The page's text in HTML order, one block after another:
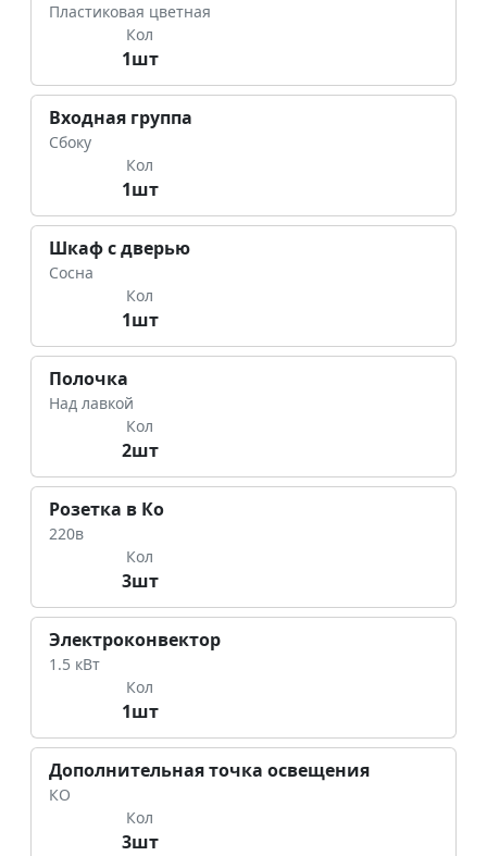
Пластиковая цветная
Кол
1шт
Входная группа
Сбоку
Кол
1шт
Шкаф с дверью
Сосна
Кол
1шт
Полочка
Над лавкой
Кол
2шт
Розетка в Ко
220в
Кол
3шт
Электроконвектор
1.5 кВт
Кол
1шт
Дополнительная точка освещения
КО
Кол
3шт